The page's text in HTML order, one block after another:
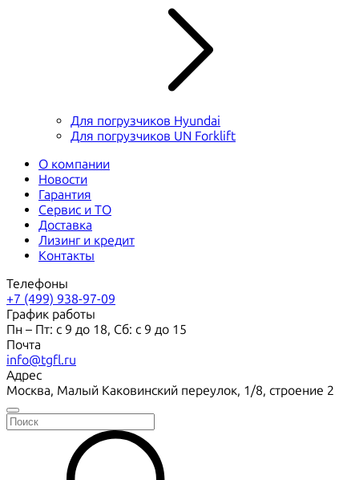
Для погрузчиков Hyundai
Для погрузчиков UN Forklift
О компании
Новости
Гарантия
Сервис и ТО
Доставка
Лизинг и кредит
Контакты
Телефоны
+7 (499) 938-97-09
График работы
Пн – Пт: с 9 до 18, Сб: с 9 до 15
Почта
info@tgfl.ru
Адрес
Москва, Малый Каковинский переулок, 1/8, строение 2